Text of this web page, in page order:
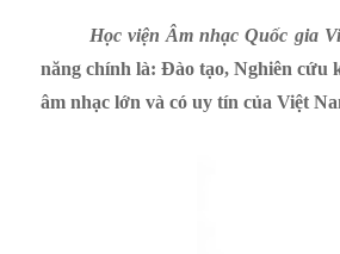
Học viện Âm nhạc Quốc gia
năng chính là: Đào tạo, Nghiên cứu
âm nhạc lớn và có uy tín của Việt